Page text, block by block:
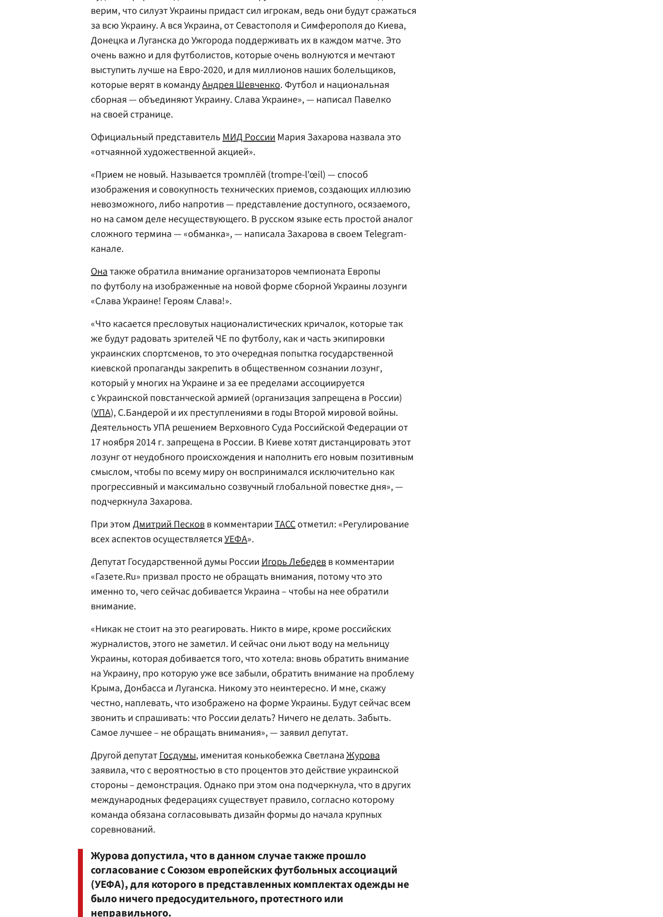
верим, что силуэт Украины придаст сил игрокам, ведь они будут сражаться
за всю Украину. А вся Украина, от Севастополя и Симферополя до Киева,
Донецка и Луганска до Ужгорода поддерживать их в каждом матче. Это
очень важно и для футболистов, которые очень волнуются и мечтают
выступить лучше на Евро-2020, и для миллионов наших болельщиков,
которые верят в командуАндрея Шевченко. Футбол и национальная
сборная — объединяют Украину. Слава Украине», — написал Павелко
на своей странице.
Официальный представительМИД РоссииМария Захарова назвала это
«отчаянной художественной акцией».
«Прием не новый. Называется тромплёй (trompe-l'œil) — способ
изображения и совокупность технических приемов, создающих иллюзию
невозможного, либо напротив — представление доступного, осязаемого,
но на самом деле несуществующего. В русском языке есть простой аналог
сложного термина — «обманка», — написала Захарова в своем Telegram-
канале.
Онатакже обратила внимание организаторов чемпионата Европы
по футболу на изображенные на новой форме сборной Украины лозунги
«Слава Украине! Героям Слава!».
«Что касается пресловутых националистических кричалок, которые так
же будут радовать зрителей ЧЕ по футболу, как и часть экипировки
украинских спортсменов, то это очередная попытка государственной
киевской пропаганды закрепить в общественном сознании лозунг,
который у многих на Украине и за ее пределами ассоциируется
с Украинской повстанческой армией (организация запрещена в России)
(УПА), С.Бандерой и их преступлениями в годы Второй мировой войны.
Деятельность УПА решением Верховного Суда Российской Федерации от
17 ноября 2014 г. запрещена в России. В Киеве хотят дистанцировать этот
лозунг от неудобного происхождения и наполнить его новым позитивным
смыслом, чтобы по всему миру он воспринимался исключительно как
прогрессивный и максимально созвучный глобальной повестке дня», —
подчеркнула Захарова.
При этом Дмитрий Песковв комментарииТАССотметил: «Регулирование
всех аспектов осуществляетсяУЕФА».
Депутат Государственной думы РоссииИгорь Лебедевв комментарии
«Газете.Ru» призвал просто не обращать внимания, потому что это
именно то, чего сейчас добивается Украина – чтобы на нее обратили
внимание.
«Никак не стоит на это реагировать. Никто в мире, кроме российских
журналистов, этого не заметил. И сейчас они льют воду на мельницу
Украины, которая добивается того, что хотела: вновь обратить внимание
на Украину, про которую уже все забыли, обратить внимание на проблему
Крыма, Донбасса и Луганска. Никому это неинтересно. И мне, скажу
честно, наплевать, что изображено на форме Украины. Будут сейчас всем
звонить и спрашивать: что России делать? Ничего не делать. Забыть.
Самое лучшее – не обращать внимания», — заявил депутат.
Другой депутатГосдумы, именитая конькобежка СветланаЖурова
заявила, что с вероятностью в сто процентов это действие украинской
стороны – демонстрация. Однако при этом она подчеркнула, что в других
международных федерациях существует правило, согласно которому
команда обязана согласовывать дизайн формы до начала крупных
соревнований.
Журова допустила, что в данном случае также прошло
согласование с Союзом европейских футбольных ассоциаций
(УЕФА), для которого в представленных комплектах одежды не
было ничего предосудительного, протестного или
неправильного.